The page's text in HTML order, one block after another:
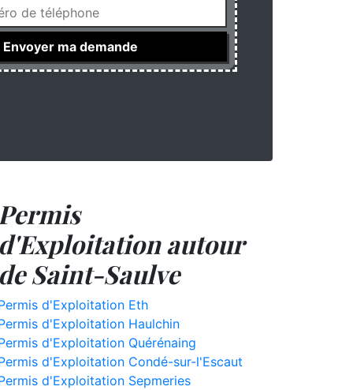
Permis
d'Exploitation autour
de Saint-Saulve
d'Exploitation Eth
d'Exploitation Haulchin
d'Exploitation Quérénaing
d'Exploitation Condé-sur-l'Escaut
d'Exploitation Sepmeries